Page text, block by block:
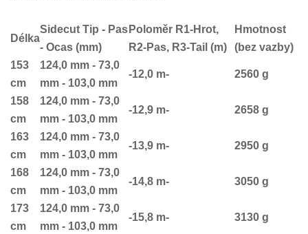
Délka
Sidecut Tip - Pas
- Ocas (mm)
Poloměr R1-Hrot,
R2-Pas, R3-Tail (m)
Hmotnost
(bez vazby)
153
cm
124,0 mm - 73,0
mm - 103,0 mm
-12,0 m- 2560 g
158
cm
124,0 mm - 73,0
mm - 103,0 mm
-12,9 m- 2658 g
163
cm
124,0 mm - 73,0
mm - 103,0 mm
-13,9 m- 2950 g
168
cm
124,0 mm - 73,0
mm - 103,0 mm
-14,8 m- 3050 g
173
cm
124,0 mm - 73,0
mm - 103,0 mm
-15,8 m- 3130 g